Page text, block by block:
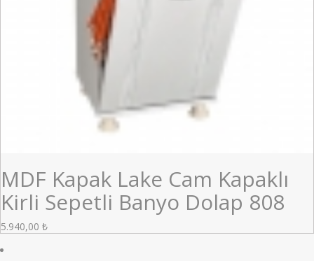
MDF Kapak Lake Cam Kapaklı
Kirli Sepetli Banyo Dolap 808
5.940,00 ₺